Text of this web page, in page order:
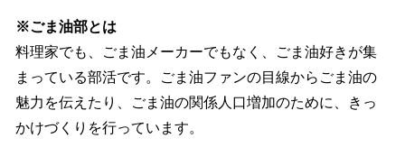
※ごま油部とは
料理家でも、ごま油メーカーでもなく、ごま油好きが集
まっている部活です。ごま油ファンの目線からごま油の
魅力を伝えたり、ごま油の関係人口増加のために、きっ
かけづくりを行っています。